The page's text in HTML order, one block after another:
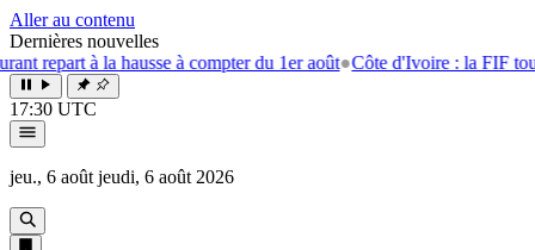
Aller au contenu
Dernières nouvelles
la hausse à compter du 1er août●Côte d'Ivoire : la FIF tourne la page
17:30 UTC
jeu., 6 août jeudi, 6 août 2026